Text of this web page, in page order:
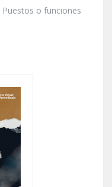
Puestos o funciones